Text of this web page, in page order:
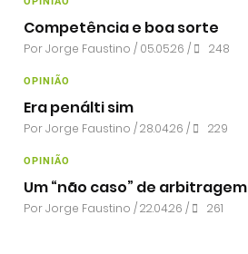
Competência e boa sorte
PorJorge Faustino / 05.05.26 / 248
OPINIÃO
Era penálti sim
PorJorge Faustino / 28.04.26 / 229
OPINIÃO
Um “não caso” de arbitragem
PorJorge Faustino / 22.04.26 / 261